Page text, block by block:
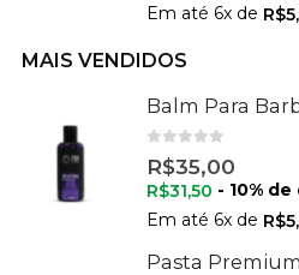
Em até 6x de R$
MAIS VENDIDOS
de 5
R$35,00
R$31,50 - 10%
Em até 6x de R$
Pasta